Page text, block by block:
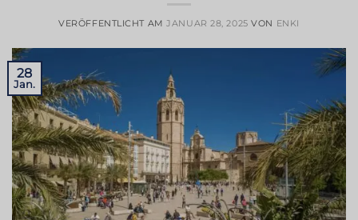
VERÖFFENTLICHT AMJANUAR 28, 2025 VON ENKI
28
Jan.